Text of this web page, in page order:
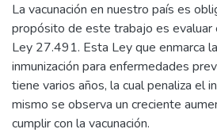
La vacunación en nuestro país es
propósito de este trabajo es evaluar
Ley 27.491. Esta Ley que enmarca
inmunización para enfermedades
tiene varios años, la cual penaliza el
mismo se observa un creciente
cumplir con la vacunación.